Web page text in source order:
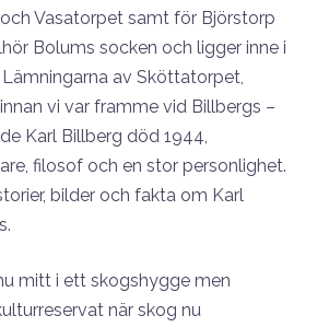
Vasatorpet samt för Björstorp
Bolums socken och ligger inne i
av Sköttatorpet,
vi var framme vid Billbergs –
Karl Billberg död 1944,
filosof och en stor personlighet.
bilder och fakta om Karl
mitt i ett skogshygge men
när skog nu